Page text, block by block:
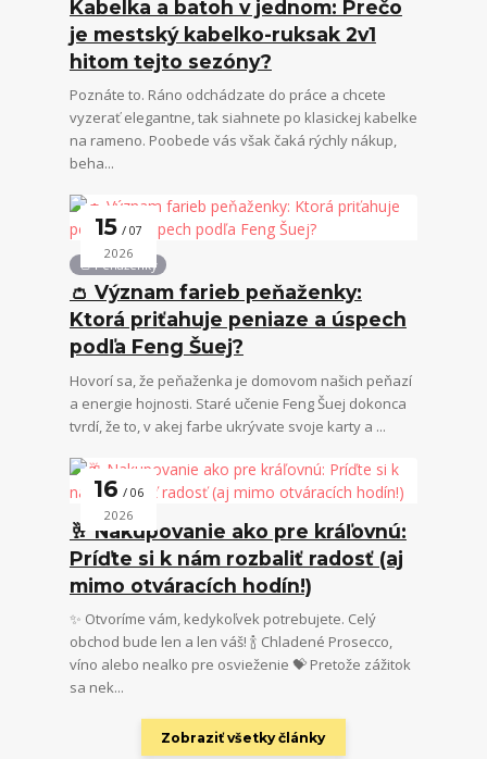
Kabelka a batoh v jednom: Prečo
je mestský kabelko-ruksak 2v1
hitom tejto sezóny?
Poznáte to. Ráno odchádzate do práce a chcete
vyzerať elegantne, tak siahnete po klasickej kabelke
na rameno. Poobede vás však čaká rýchly nákup,
beha...
15 07
2026
👛 Peňaženky
👛 Význam farieb peňaženky:
Ktorá priťahuje peniaze a úspech
podľa Feng Šuej?
Hovorí sa, že peňaženka je domovom našich peňazí
a energie hojnosti. Staré učenie Feng Šuej dokonca
tvrdí, že to, v akej farbe ukrývate svoje karty a ...
16 06
2026
🥂 Nakupovanie ako pre kráľovnú:
Príďte si k nám rozbaliť radosť (aj
mimo otváracích hodín!)
✨ Otvoríme vám, kedykoľvek potrebujete. Celý
obchod bude len a len váš! 🍾 Chladené Prosecco,
víno alebo nealko pre osvieženie 💝 Pretože zážitok
sa nek...
Zobraziť všetky články